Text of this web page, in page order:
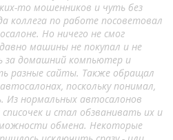
то мошенников и чуть без
коллега по работе посоветовал
Но ничего не смог
машины не покупал и не
за домашний компьютер и
разные сайты. Также обращал
поскольку понимал,
нормальных автосалонов
и стал обзванивать их и
обмена. Некоторые